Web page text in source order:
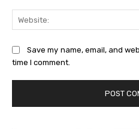
Save my name, email, and
time I comment.